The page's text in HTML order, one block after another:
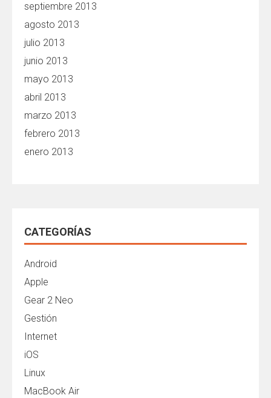
septiembre 2013
agosto 2013
julio 2013
junio 2013
mayo 2013
abril 2013
marzo 2013
febrero 2013
enero 2013
CATEGORÍAS
Android
Apple
Gear 2 Neo
Gestión
Internet
iOS
Linux
MacBook Air